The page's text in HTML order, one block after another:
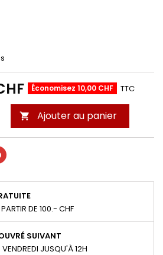
Économisez 10,00 CHF TTC
 Ajouter au panier
DE 100.- CHF
SUIVANT
JUSQU'À 12H